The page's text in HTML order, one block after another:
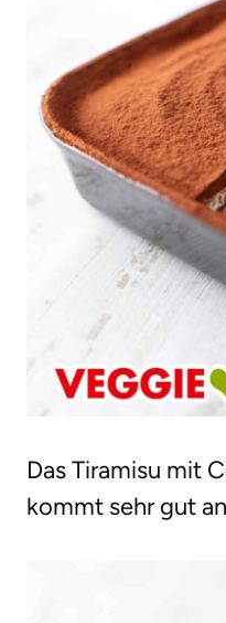
Das Tiramisu mit
kommt sehr gut